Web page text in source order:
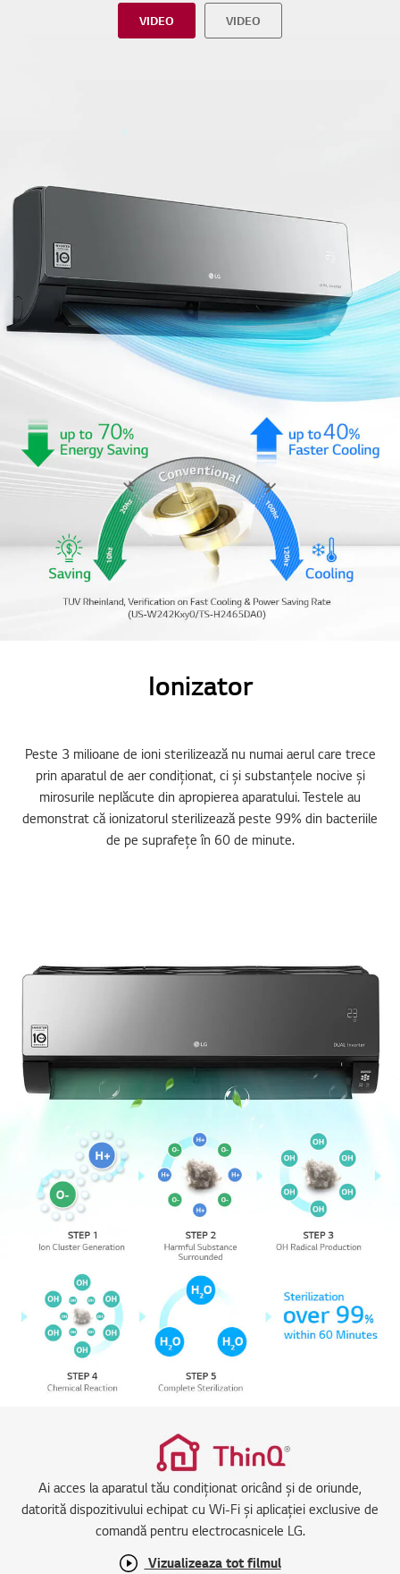
VIDEO VIDEO
Ionizator
Peste 3 milioane de ioni sterilizează nu numai aerul care trece
prin aparatul de aer condiționat, ci și substanțele nocive și
mirosurile neplăcute din apropierea aparatului. Testele au
demonstrat că ionizatorul sterilizează peste 99% din bacteriile
de pe suprafețe în 60 de minute.
Ai acces la aparatul tău condiționat oricând și de oriunde,
datorită dispozitivului echipat cu Wi-Fi și aplicației exclusive de
comandă pentru electrocasnicele LG.
Vizualizeaza tot filmul